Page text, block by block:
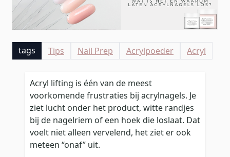
tags Tips Nail Prep Acrylpoeder Acryl
Acryl lifting is één van de meest
voorkomende frustraties bij acrylnagels. Je
ziet lucht onder het product, witte randjes
bij de nagelriem of een hoek die loslaat. Dat
voelt niet alleen vervelend, het ziet er ook
meteen “onaf” uit.